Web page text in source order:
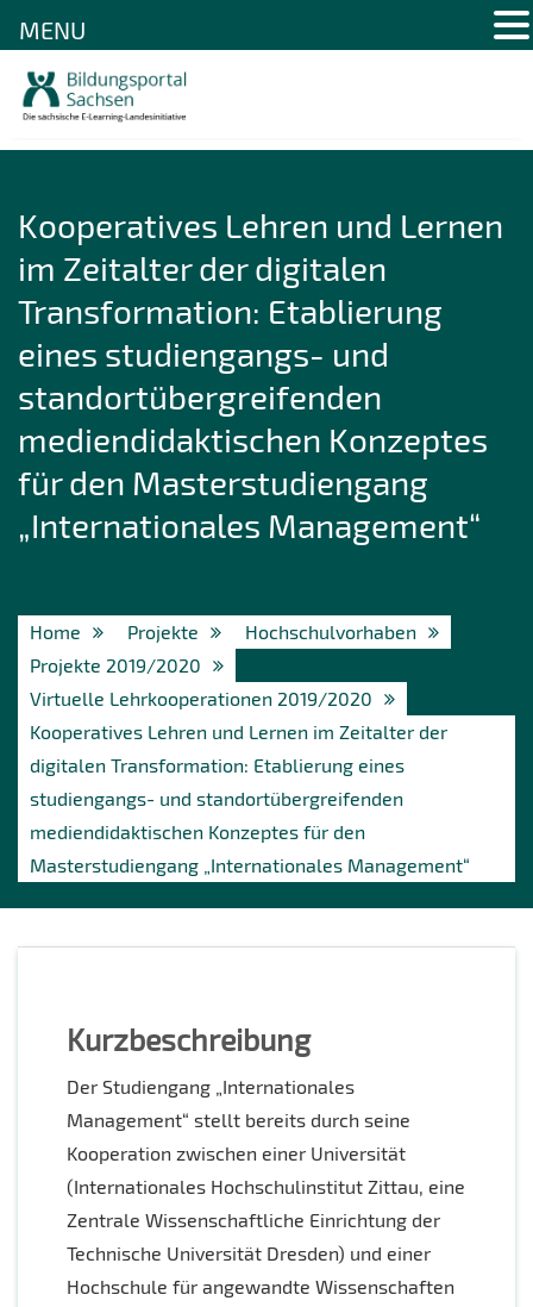
Kooperatives Lehren und Lernen
im Zeitalter der digitalen
Transformation: Etablierung
eines studiengangs- und
standortübergreifenden
mediendidaktischen Konzeptes
für den Masterstudiengang
„Internationales Management“
Home Projekte
Hochschulvorhaben
Projekte 2019/2020
Virtuelle Lehrkooperationen 2019/2020
Kooperatives Lehren und Lernen im Zeitalter der
digitalen Transformation: Etablierung eines
studiengangs- und standortübergreifenden
mediendidaktischen Konzeptes für den
Masterstudiengang „Internationales Management“
Kurzbeschreibung
Der Studiengang „Internationales
Management“ stellt bereits durch seine
Kooperation zwischen einer Universität
(Internationales Hochschulinstitut Zittau, eine
Zentrale Wissenschaftliche Einrichtung der
Technische Universität Dresden) und einer
Hochschule für angewandte Wissenschaften
MENU